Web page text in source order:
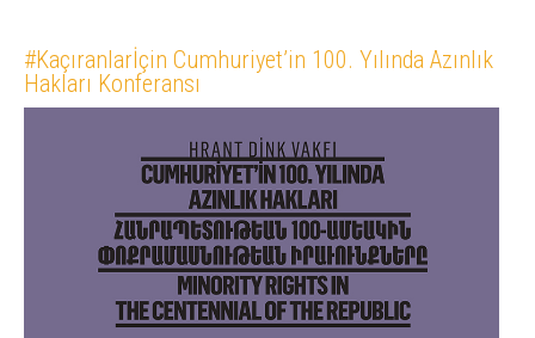
#Kaçıranlarİçin Cumhuriyet’in 100. Yılında Azınlık
Hakları Konferansı